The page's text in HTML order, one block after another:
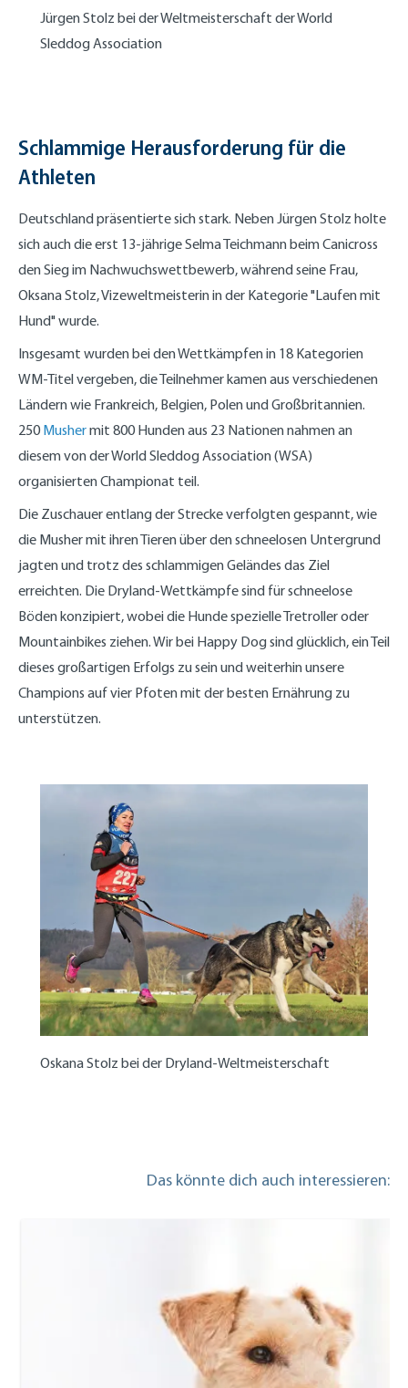
Jürgen Stolz bei der Weltmeisterschaft der World
Sleddog Association
Oskana Stolz bei der Dryland-Weltmeisterschaft
Schlammige Herausforderung für die
Athleten
Deutschland präsentierte sich stark. Neben Jürgen Stolz holte
sich auch die erst 13-jährige Selma Teichmann beim Canicross
den Sieg im Nachwuchswettbewerb, während seine Frau,
Oksana Stolz, Vizeweltmeisterin in der Kategorie "Laufen mit
Hund" wurde.
Insgesamt wurden bei den Wettkämpfen in 18 Kategorien
WM-Titel vergeben, die Teilnehmer kamen aus verschiedenen
Ländern wie Frankreich, Belgien, Polen und Großbritannien.
250 Mushermit 800 Hunden aus 23 Nationen nahmen an
diesem von der World Sleddog Association (WSA)
organisierten Championat teil.
Die Zuschauer entlang der Strecke verfolgten gespannt, wie
die Musher mit ihren Tieren über den schneelosen Untergrund
jagten und trotz des schlammigen Geländes das Ziel
erreichten. Die Dryland-Wettkämpfe sind für schneelose
Böden konzipiert, wobei die Hunde spezielle Tretroller oder
Mountainbikes ziehen. Wir bei Happy Dog sind glücklich, ein Teil
dieses großartigen Erfolgs zu sein und weiterhin unsere
Champions auf vier Pfoten mit der besten Ernährung zu
unterstützen.
Das könnte dich auch interessieren: